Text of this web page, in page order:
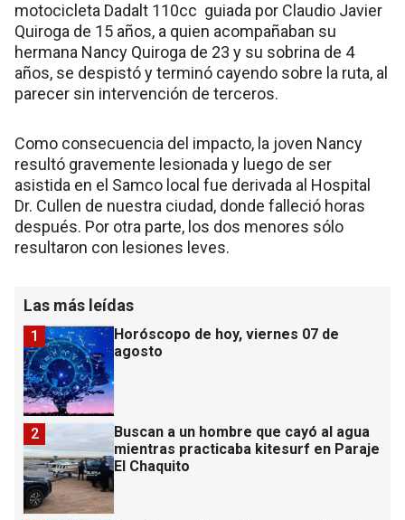
motocicleta Dadalt 110cc guiada por Claudio Javier
Quiroga de 15 años, a quien acompañaban su
hermana Nancy Quiroga de 23 y su sobrina de 4
años, se despistó y terminó cayendo sobre la ruta, al
parecer sin intervención de terceros.
Como consecuencia del impacto, la joven Nancy
resultó gravemente lesionada y luego de ser
asistida en el Samco local fue derivada al Hospital
Dr. Cullen de nuestra ciudad, donde falleció horas
después. Por otra parte, los dos menores sólo
resultaron con lesiones leves.
Las más leídas
Horóscopo de hoy, viernes 07 de
agosto
1
Buscan a un hombre que cayó al agua
mientras practicaba kitesurf en Paraje
El Chaquito
2